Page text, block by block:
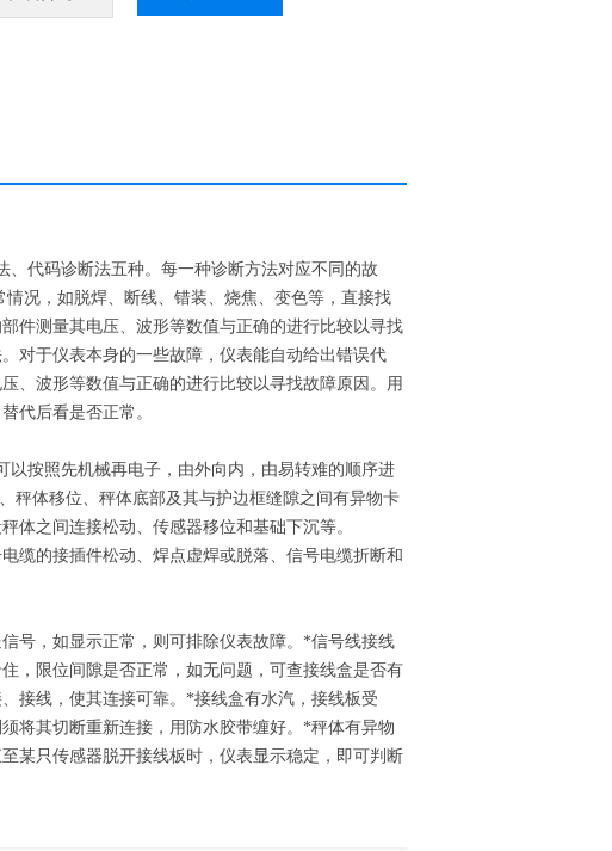
代码诊断法五种。每一种诊断方法对应不同的故
况，如脱焊、断线、错装、烧焦、变色等，直接找
件测量其电压、波形等数值与正确的进行比较以寻找
对于仪表本身的一些故障，仪表能自动给出错误代
、波形等数值与正确的进行比较以寻找故障原因。用
代后看是否正常。
按照先机械再电子，由外向内，由易转难的顺序进
秤体移位、秤体底部及其与护边框缝隙之间有异物卡
体之间连接松动、传感器移位和基础下沉等。
缆的接插件松动、焊点虚焊或脱落、信号电缆折断和
号，如显示正常，则可排除仪表故障。*信号线接线
，限位间隙是否正常，如无问题，可查接线盒是否有
接线，使其连接可靠。*接线盒有水汽，接线板受
将其切断重新连接，用防水胶带缠好。*秤体有异物
某只传感器脱开接线板时，仪表显示稳定，即可判断